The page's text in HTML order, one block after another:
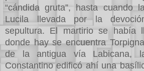
“cándida gruta”, hasta cuando
Lucila llevada por la
sepultura. El martirio se había
donde hay se encuentra
de la antigua vía Labicana,
Constantino edificó ahí una